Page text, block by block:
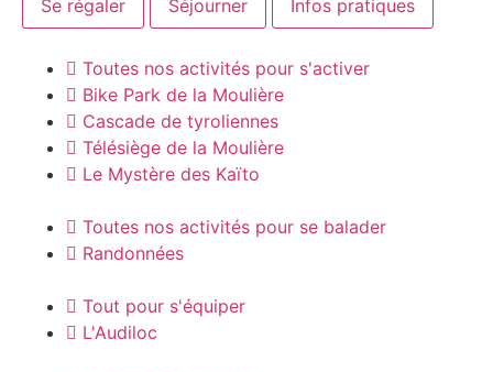
Se régaler Séjourner Infos pratiques
Toutes nos activités pour s'activer
Bike Park de la Moulière
Cascade de tyroliennes
Télésiège de la Moulière
Le Mystère des Kaïto
Toutes nos activités pour se balader
Randonnées
Tout pour s'équiper
L'Audiloc